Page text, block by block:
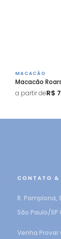
MACACÃO
Macacão
a partir deR$
CONTATO &
R. Pamplona,
São Paulo/SP
Venha Provar